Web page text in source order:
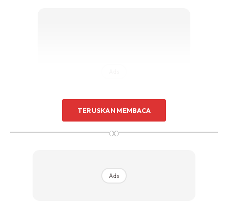
Zon T berminyak (dahi, dagu dan hidung)
TERUSKAN MEMBACA
∞
Ads